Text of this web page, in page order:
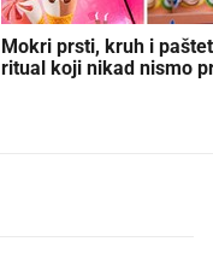
Mokri prsti, kruh i
ritual koji nikad nismo